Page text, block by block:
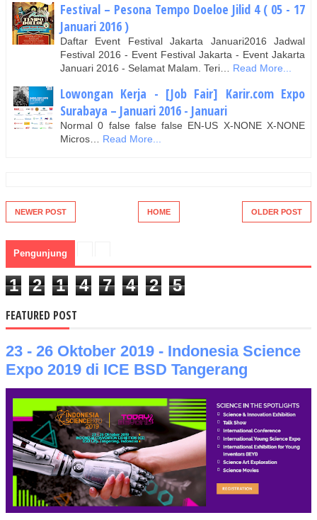
Festival – Pesona Tempo Doeloe Jilid 4 ( 05 - 17
Januari 2016 )
Daftar Event Festival Jakarta Januari2016 Jadwal
Festival 2016 - Event Festival Jakarta - Event Jakarta
Januari 2016 - Selamat Malam. Teri…
Read More...
Lowongan Kerja - [Job Fair] Karir.com Expo
Surabaya – Januari 2016 - Januari
Normal 0 false false false EN-US X-NONE X-NONE
Micros…
Read More...
NEWER POST OLDER POST
HOME
Pengunjung
1 2 1 4 7 4 2 5
FEATURED POST
23 - 26 Oktober 2019 - Indonesia Science
Expo 2019 di ICE BSD Tangerang